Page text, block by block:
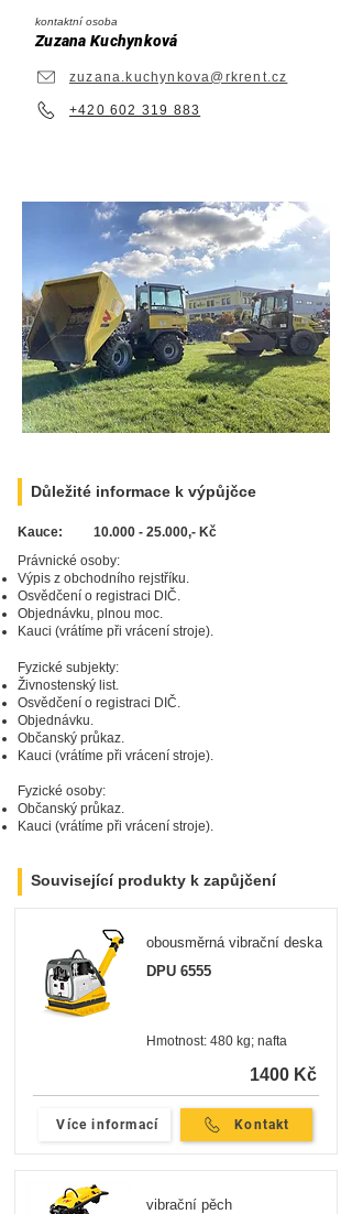
kontaktní osoba
Zuzana Kuchynková
zuzana.kuchynkova@rkrent.cz
+420 602 319 883
Zarezervujte si produkt ještě dnes!
Důležité informace k výpůjčce
Kauce: 10.000 - 25.000,- Kč
Právnické osoby:
Výpis z obchodního rejstříku.
Osvědčení o registraci DIČ.
Objednávku, plnou moc.
Kauci (vrátíme při vrácení stroje).
Fyzické subjekty:
Živnostenský list.
Osvědčení o registraci DIČ.
Objednávku.
Občanský průkaz.
Kauci (vrátíme při vrácení stroje).
Fyzické osoby:
Občanský průkaz.
Kauci (vrátíme při vrácení stroje).
Související produkty k zapůjčení
obousměrná vibrační deska
DPU 6555
Hmotnost: 480 kg; nafta
1400 Kč
Více informací Kontakt
vibrační pěch